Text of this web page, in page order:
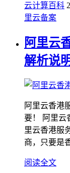
云计算百科
里云备案
阿里云
解析说
阿里云香港
要！ 阿里云
里云香港服
商，只要是
阅读全文